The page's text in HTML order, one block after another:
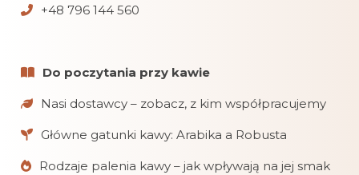
+48 796 144 560
Do poczytania przy kawie
Nasi dostawcy – zobacz, z kim współpracujemy
Główne gatunki kawy: Arabika a Robusta
Rodzaje palenia kawy – jak wpływają na jej smak